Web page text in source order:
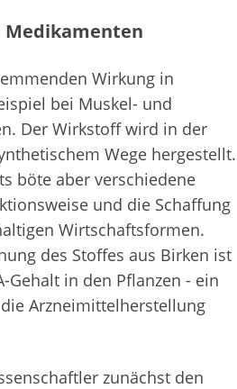
Medikamenten
Wirkung in
bei Muskel- und
Der Wirkstoff wird in der
Wege hergestellt.
böte aber verschiedene
und die Schaffung
Wirtschaftsformen.
des Stoffes aus Birken ist
in den Pflanzen - ein
Arzneimittelherstellung
zunächst den